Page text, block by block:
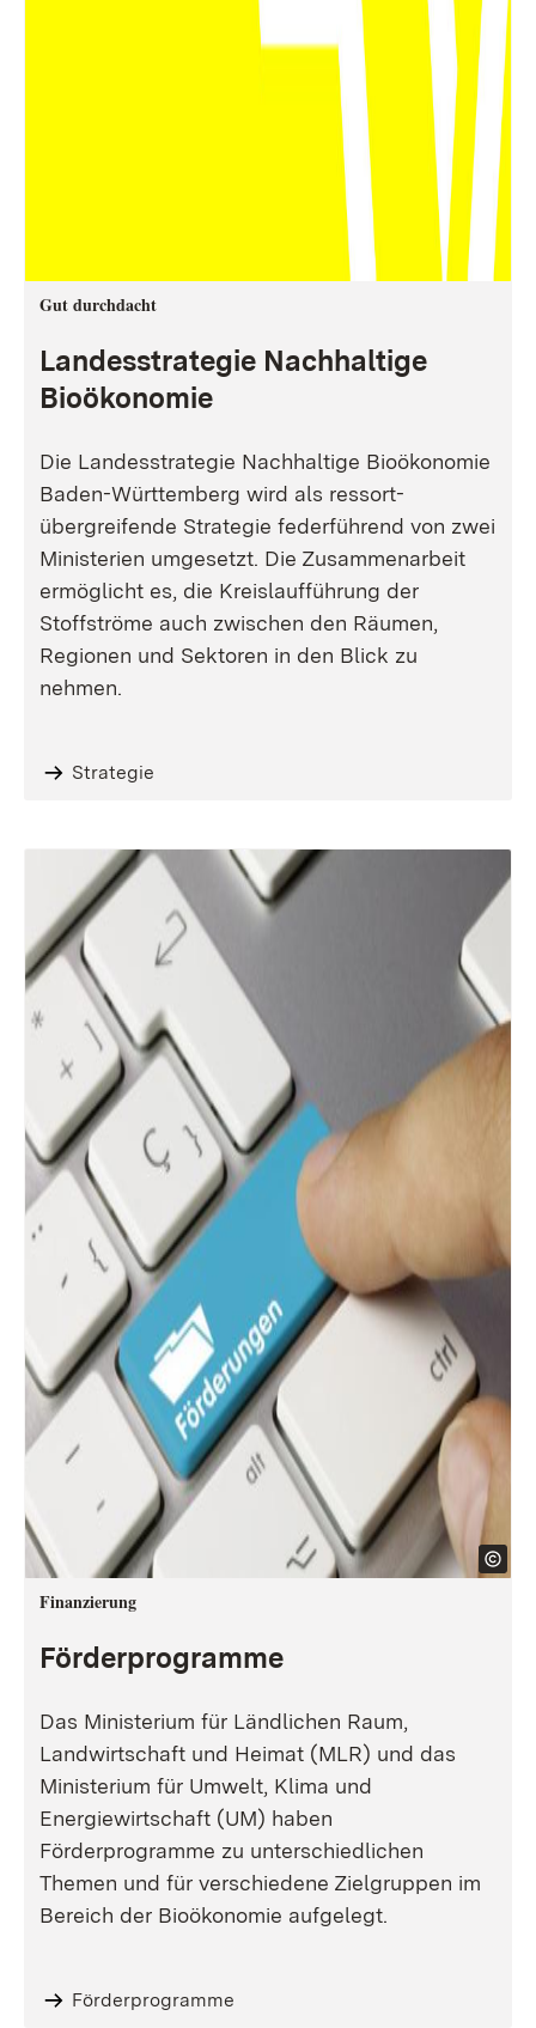
Gut durchdacht
Landesstrategie Nachhaltige
Bioökonomie
Die Landesstrategie Nachhaltige Bioökonomie
Baden-Württemberg wird als ressort-
übergreifende Strategie federführend von zwei
Ministerien umgesetzt. Die Zusammenarbeit
ermöglicht es, die Kreislaufführung der
Stoffströme auch zwischen den Räumen,
Regionen und Sektoren in den Blick zu
nehmen.
Strategie
Finanzierung
Förderprogramme
Das Ministerium für Ländlichen Raum,
Landwirtschaft und Heimat (MLR) und das
Ministerium für Umwelt, Klima und
Energiewirtschaft (UM) haben
Förderprogramme zu unterschiedlichen
Themen und für verschiedene Zielgruppen im
Bereich der Bioökonomie aufgelegt.
Förderprogramme